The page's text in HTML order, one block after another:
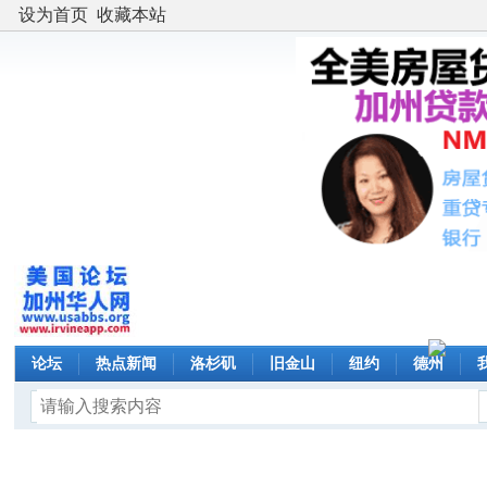
设为首页 收藏本站
论坛 热点新闻 洛杉矶 旧金山 纽约 德州